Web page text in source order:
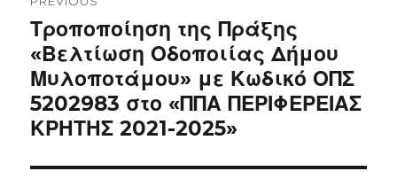
Previous
post:
Τροποποίηση της Πράξης
«Βελτίωση Οδοποιίας Δήμου
Μυλοποτάμου» με Κωδικό ΟΠΣ
5202983 στο «ΠΠΑ ΠΕΡΙΦΕΡΕΙΑΣ
ΚΡΗΤΗΣ 2021-2025»